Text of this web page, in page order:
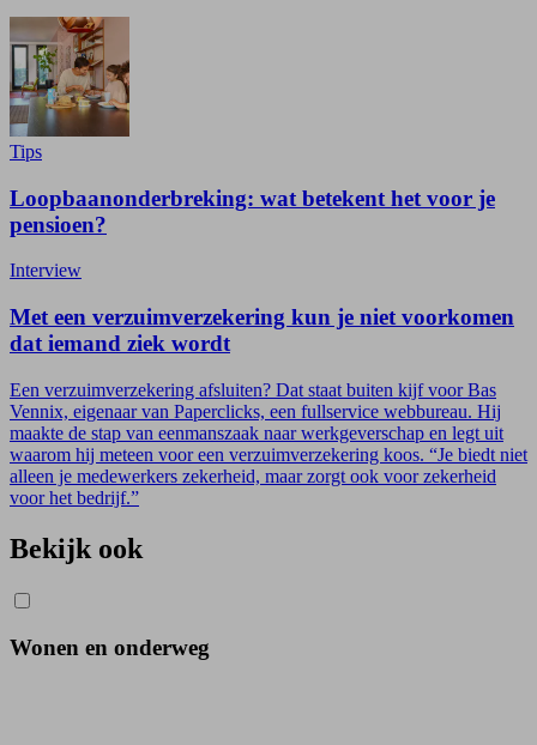
Tips
Loopbaanonderbreking: wat betekent het voor je
pensioen?
Interview
Met een verzuimverzekering kun je niet voorkomen
dat iemand ziek wordt
Een verzuimverzekering afsluiten? Dat staat buiten kijf voor Bas
Vennix, eigenaar van Paperclicks, een fullservice webbureau. Hij
maakte de stap van eenmanszaak naar werkgeverschap en legt uit
waarom hij meteen voor een verzuimverzekering koos. “Je biedt niet
alleen je medewerkers zekerheid, maar zorgt ook voor zekerheid
voor het bedrijf.”
Bekijk ook
Wonen en onderweg